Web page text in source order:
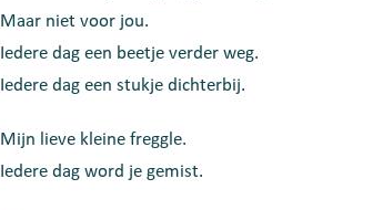
Maar niet voor jou.
Iedere dag een beetje verder weg.
Iedere dag een stukje dichterbij.
Mijn lieve kleine freggle.
Iedere dag word je gemist.